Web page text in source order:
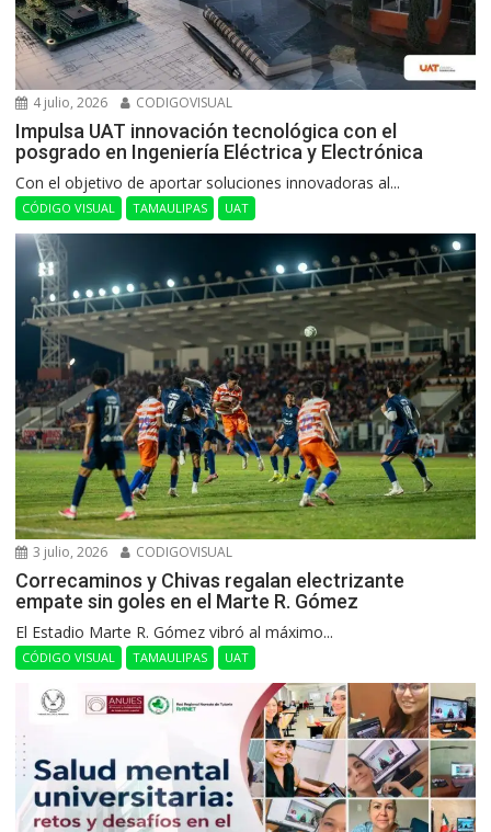
4 julio, 2026 CODIGOVISUAL
Impulsa UAT innovación tecnológica con el
posgrado en Ingeniería Eléctrica y Electrónica
Con el objetivo de aportar soluciones innovadoras al...
CÓDIGO VISUAL TAMAULIPAS UAT
3 julio, 2026 CODIGOVISUAL
Correcaminos y Chivas regalan electrizante
empate sin goles en el Marte R. Gómez
El Estadio Marte R. Gómez vibró al máximo...
CÓDIGO VISUAL TAMAULIPAS UAT